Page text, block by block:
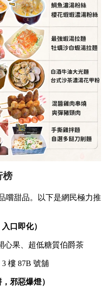
榜
嚐甜品。以下是網民極力推
口即化）
心果、超低糖質伯爵茶
樓 87B 號舖
邪惡爆燈）